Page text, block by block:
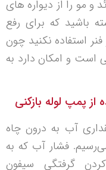
و مو را از دیواره های
باشید که برای رفع
استفاده نکنید چون
است و امکان دارد به
آب به درون چاه
فشار آب که به
گرفتگی سیفون